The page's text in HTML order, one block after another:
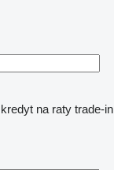
kredyt na raty trade-in